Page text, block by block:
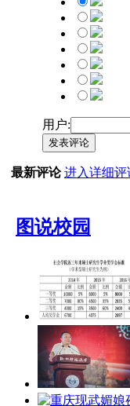
用户:
发表评论
最新评论 进入详细评
图说校园